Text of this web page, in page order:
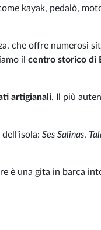
kayak, pedalò,
che offre numerosi
il centro storico di
artigianali. Il più
dell'isola: Ses Salinas,
è una gita in barca